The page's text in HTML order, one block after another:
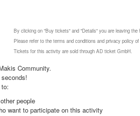
By clicking on "Buy tickets" and "Details" you are leaving the
Please refer to the terms and conditions and privacy policy of
Tickets for this activity are sold through AD ticket GmbH.
Community.
people
want to participate on this activity